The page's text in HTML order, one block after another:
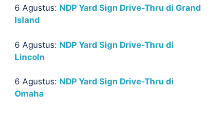
6 Agustus: NDP Yard Sign Drive-Thru di Grand
Island
6 Agustus: NDP Yard Sign Drive-Thru di
Lincoln
6 Agustus: NDP Yard Sign Drive-Thru di
Omaha